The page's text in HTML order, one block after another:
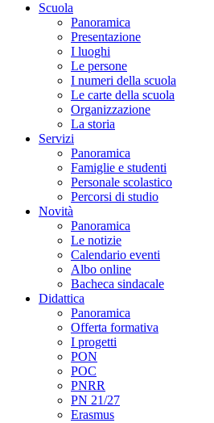
Scuola
Panoramica
Presentazione
I luoghi
Le persone
I numeri della scuola
Le carte della scuola
Organizzazione
La storia
Servizi
Panoramica
Famiglie e studenti
Personale scolastico
Percorsi di studio
Novità
Panoramica
Le notizie
Calendario eventi
Albo online
Bacheca sindacale
Didattica
Panoramica
Offerta formativa
I progetti
PON
POC
PNRR
PN 21/27
Erasmus